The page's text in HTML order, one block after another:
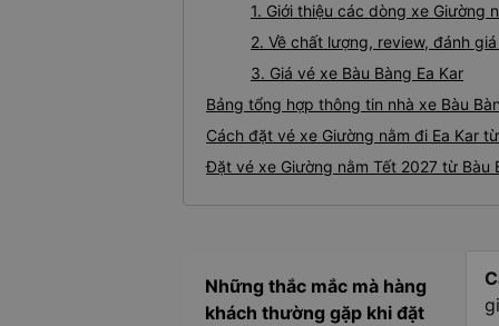
1. Giới thiệu các dòng xe Giường
2. Về chất lượng, review, đánh
3. Giá vé xe Bàu Bàng Ea Kar
Bảng tổng hợp thông tin nhà xe Bàu
Cách đặt vé xe Giường nằm đi Ea Kar
Đặt vé xe Giường nằm Tết 2027 từ Bàu
Những thắc mắc mà hàng
khách thường gặp khi đặt